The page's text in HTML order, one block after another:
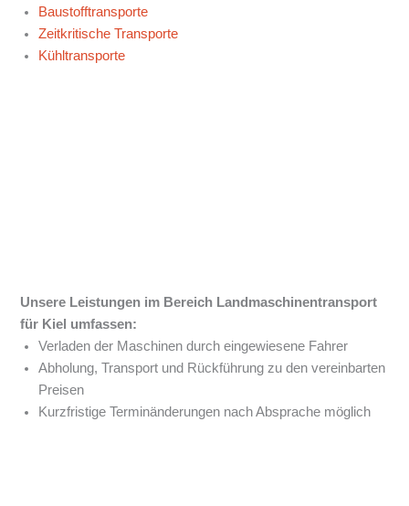
Baustofftransporte
Zeitkritische Transporte
Kühltransporte
Unsere Leistungen im Bereich Landmaschinentransport
für Kiel umfassen:
Verladen der Maschinen durch eingewiesene Fahrer
Abholung, Transport und Rückführung zu den vereinbarten
Preisen
Kurzfristige Terminänderungen nach Absprache möglich